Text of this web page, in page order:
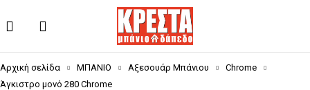
Αρχική σελίδα ΜΠΑΝΙΟ Αξεσουάρ Μπάνιου
Chrome
Άγκιστρο μονό 280 Chrome